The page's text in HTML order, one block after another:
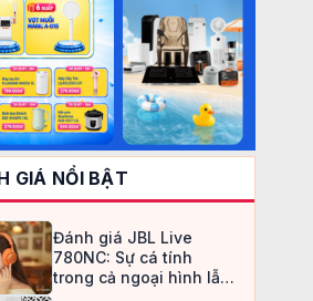
GIÁ NỔI BẬT
Đánh giá JBL Live
780NC: Sự cá tính
trong cả ngoại hình lẫn